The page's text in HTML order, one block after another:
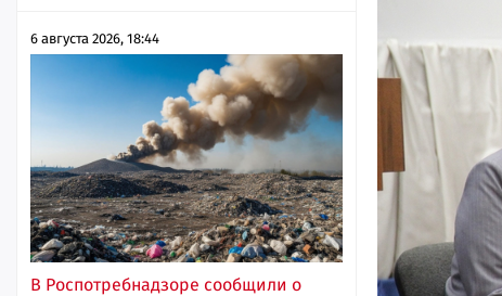
6 августа 2026, 18:44
В Роспотребнадзоре сообщили о